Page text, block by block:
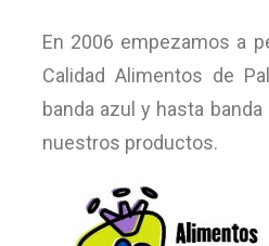
En 2006 empezamos a
Calidad Alimentos de
banda azul y hasta
nuestros productos.